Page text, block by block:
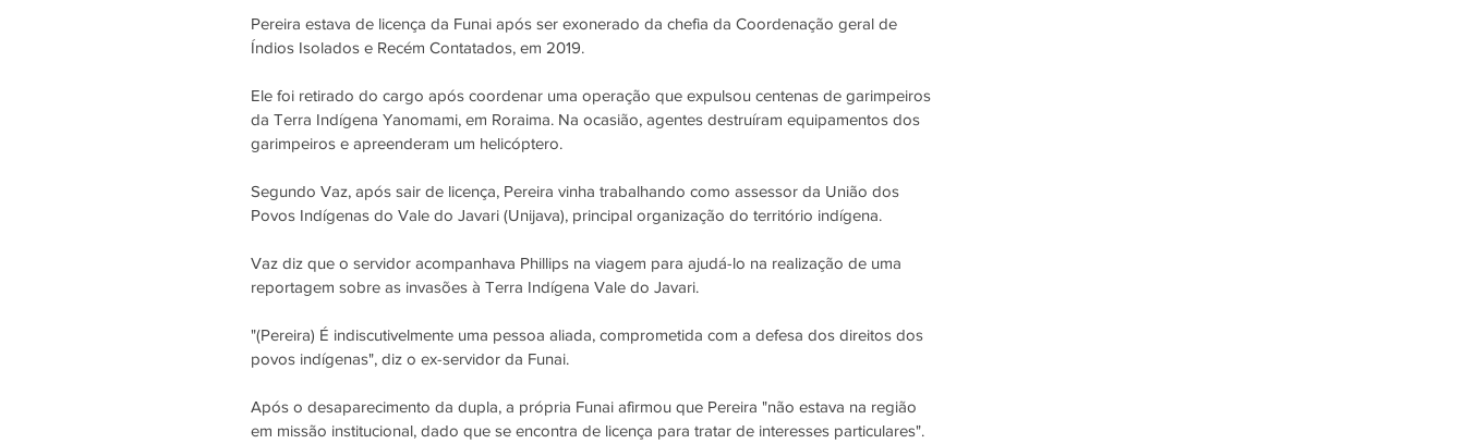
Pereira estava de licença da Funai após ser exonerado da chefia da Coordenação geral de
Índios Isolados e Recém Contatados, em 2019.
Ele foi retirado do cargo após coordenar uma operação que expulsou centenas de garimpeiros
da Terra Indígena Yanomami, em Roraima. Na ocasião, agentes destruíram equipamentos dos
garimpeiros e apreenderam um helicóptero.
Segundo Vaz, após sair de licença, Pereira vinha trabalhando como assessor da União dos
Povos Indígenas do Vale do Javari (Unijava), principal organização do território indígena.
Vaz diz que o servidor acompanhava Phillips na viagem para ajudá-lo na realização de uma
reportagem sobre as invasões à Terra Indígena Vale do Javari.
"(Pereira) É indiscutivelmente uma pessoa aliada, comprometida com a defesa dos direitos dos
povos indígenas", diz o ex-servidor da Funai.
Após o desaparecimento da dupla, a própria Funai afirmou que Pereira "não estava na região
em missão institucional, dado que se encontra de licença para tratar de interesses particulares".